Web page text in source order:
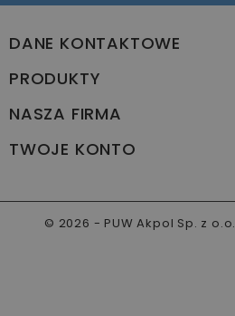
DANE KONTAKTOWE
PRODUKTY
NASZA FIRMA
TWOJE KONTO
© 2026 - PUW Akpol Sp. z o.o.